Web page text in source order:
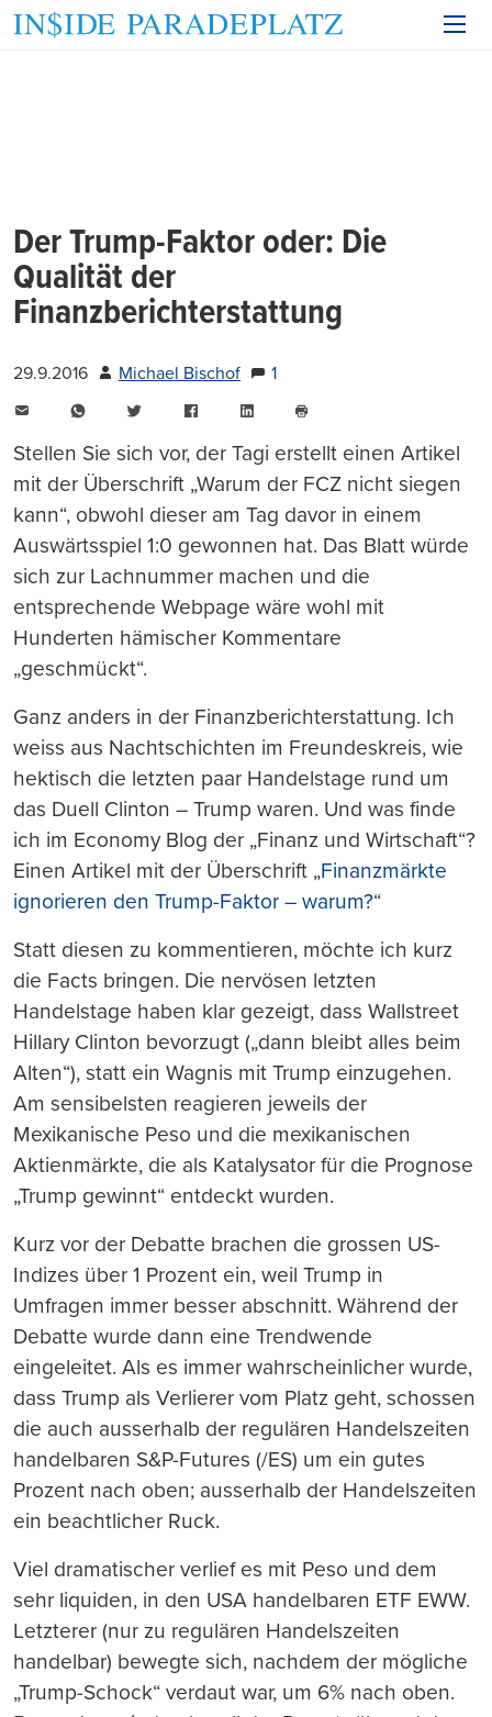
Der Trump-Faktor oder: Die
Qualität der
Finanzberichterstattung
29.9.2016 Michael Bischof
1
WhatsAppTwitter FacebookLinkedIn
drucken
Stellen Sie sich vor, der Tagi erstellt einen Artikel
mit der Überschrift „Warum der FCZ nicht siegen
kann“, obwohl dieser am Tag davor in einem
Auswärtsspiel 1:0 gewonnen hat. Das Blatt würde
sich zur Lachnummer machen und die
entsprechende Webpage wäre wohl mit
Hunderten hämischer Kommentare
„geschmückt“.
Ganz anders in der Finanzberichterstattung. Ich
weiss aus Nachtschichten im Freundeskreis, wie
hektisch die letzten paar Handelstage rund um
das Duell Clinton – Trump waren. Und was finde
ich im Economy Blog der „Finanz und Wirtschaft“?
Einen Artikel mit der Überschrift „Finanzmärkte
ignorieren den Trump-Faktor – warum?“
Statt diesen zu kommentieren, möchte ich kurz
die Facts bringen. Die nervösen letzten
Handelstage haben klar gezeigt, dass Wallstreet
Hillary Clinton bevorzugt („dann bleibt alles beim
Alten“), statt ein Wagnis mit Trump einzugehen.
Am sensibelsten reagieren jeweils der
Mexikanische Peso und die mexikanischen
Aktienmärkte, die als Katalysator für die Prognose
„Trump gewinnt“ entdeckt wurden.
Kurz vor der Debatte brachen die grossen US-
Indizes über 1 Prozent ein, weil Trump in
Umfragen immer besser abschnitt. Während der
Debatte wurde dann eine Trendwende
eingeleitet. Als es immer wahrscheinlicher wurde,
dass Trump als Verlierer vom Platz geht, schossen
die auch ausserhalb der regulären Handelszeiten
handelbaren S&P-Futures (/ES) um ein gutes
Prozent nach oben; ausserhalb der Handelszeiten
ein beachtlicher Ruck.
Viel dramatischer verlief es mit Peso und dem
sehr liquiden, in den USA handelbaren ETF EWW.
Letzterer (nur zu regulären Handelszeiten
handelbar) bewegte sich, nachdem der mögliche
„Trump-Schock“ verdaut war, um 6% nach oben.